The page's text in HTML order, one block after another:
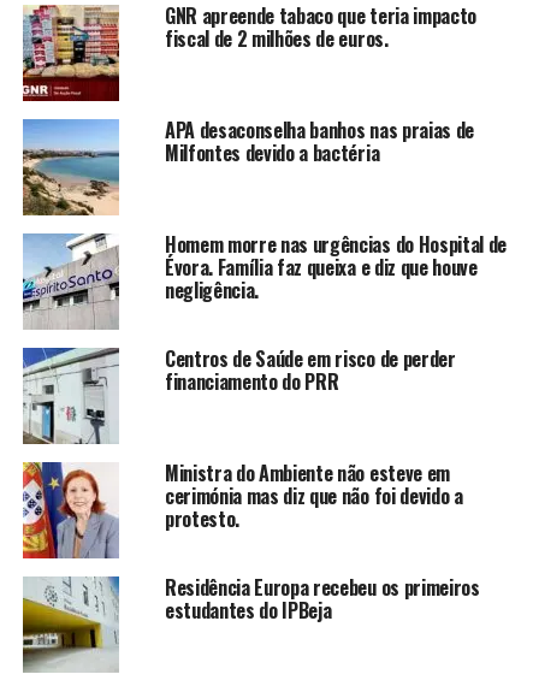
GNR apreende tabaco que teria impacto
fiscal de 2 milhões de euros.
APA desaconselha banhos nas praias de
Milfontes devido a bactéria
Homem morre nas urgências do Hospital de
Évora. Família faz queixa e diz que houve
negligência.
Centros de Saúde em risco de perder
financiamento do PRR
Ministra do Ambiente não esteve em
cerimónia mas diz que não foi devido a
protesto.
Residência Europa recebeu os primeiros
estudantes do IPBeja